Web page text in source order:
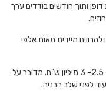
ותוך חודשים בודדים ערך
מיידית מאות אלפי
לאחר קבלת היתר סופי, שווי הקרקע יקפוץ לכ- 2.5- 3 מיליון ש"ח. מדובר על